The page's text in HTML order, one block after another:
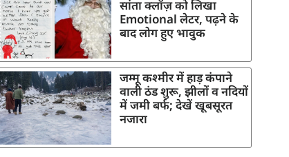
सांता क्लॉज़ को लिखा
Emotional लेटर, पढ़ने के
बाद लोग हुए भावुक
जम्मू कश्मीर में हाड़ कंपाने
वाली ठंड शुरू, झीलों व नदियों
में जमी बर्फ; देखें खूबसूरत
नजारा